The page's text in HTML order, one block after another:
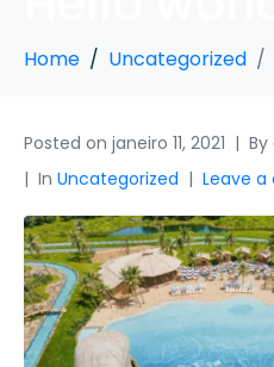
Home Uncategorized
Posted on janeiro 11, 2021 By
In Uncategorized Leave